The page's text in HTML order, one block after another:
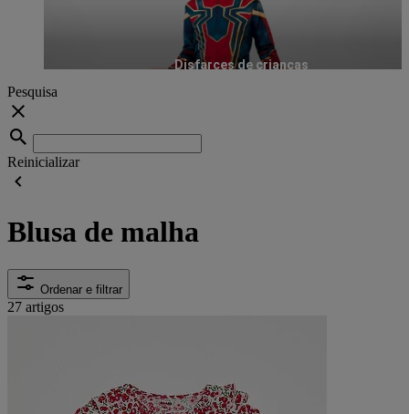
Disfarces de crianças
Pesquisa
Reinicializar
Blusa de malha
Ordenar e filtrar
27 artigos